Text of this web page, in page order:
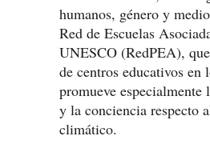
humanos, género y
Red de Escuelas
UNESCO (RedPEA),
de centros educativos en
promueve
y la conciencia respecto
climático.